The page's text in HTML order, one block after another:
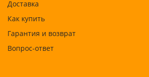
Доставка
Как купить
Гарантия и возврат
Вопрос-ответ